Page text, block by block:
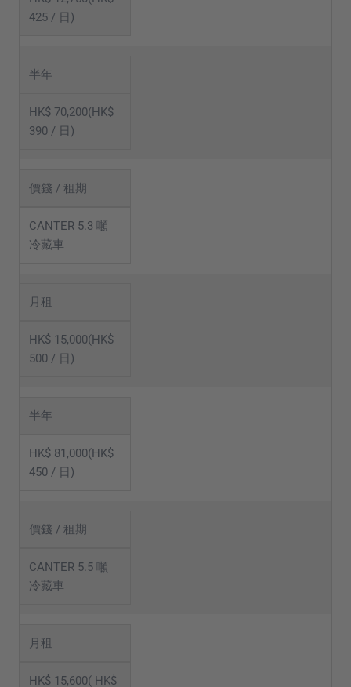
425 / 日)
半年
HK$ 70,200(HK$
390 / 日)
價錢 / 租期
CANTER 5.3 噸
冷藏車
月租
HK$ 15,000(HK$
500 / 日)
半年
HK$ 81,000(HK$
450 / 日)
價錢 / 租期
CANTER 5.5 噸
冷藏車
月租
HK$ 15,600( HK$